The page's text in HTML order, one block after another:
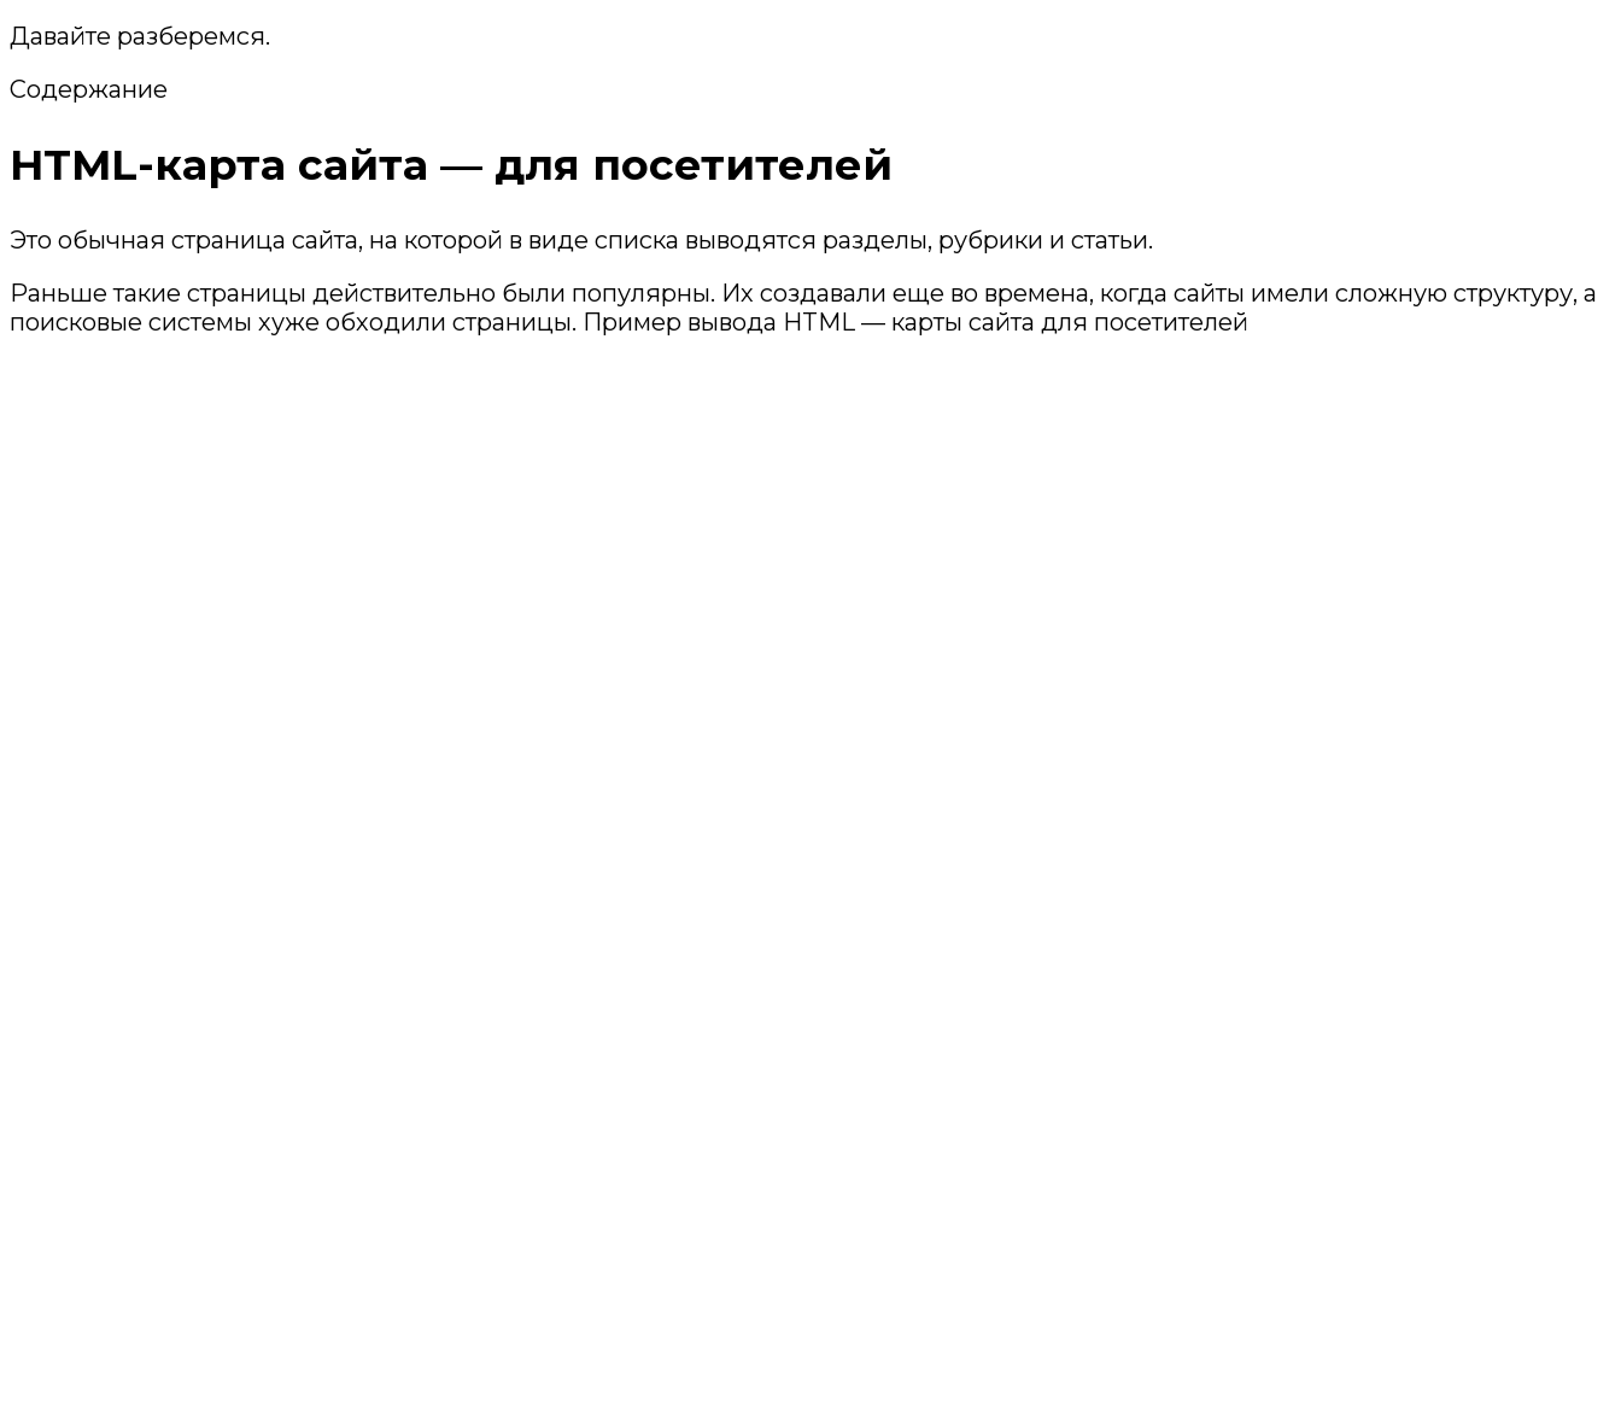
Давайте разберемся.
Содержание
HTML-карта сайта — для посетителей
Это обычная страница сайта, на которой в виде списка выводятся разделы, рубрики и статьи.
Раньше такие страницы действительно были популярны. Их создавали еще во времена, когда сайты имели сложную структуру, а
поисковые системы хуже обходили страницы. Пример вывода HTML — карты сайта для посетителей